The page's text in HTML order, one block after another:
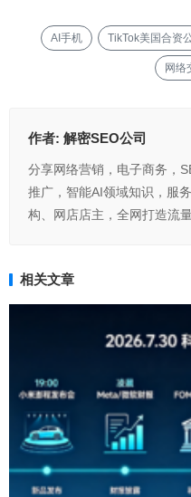
AI手机 TikTok美国合资
网络
作者: 解密SEO公司
分享网络营销，电子商务，
推广，智能AI领域知识，服
构、网店店主，全网打造流量
相关文章